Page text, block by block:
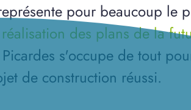
pour beaucoup le
réalisation des plans de la
s'occupe de tout
de construction réussi.